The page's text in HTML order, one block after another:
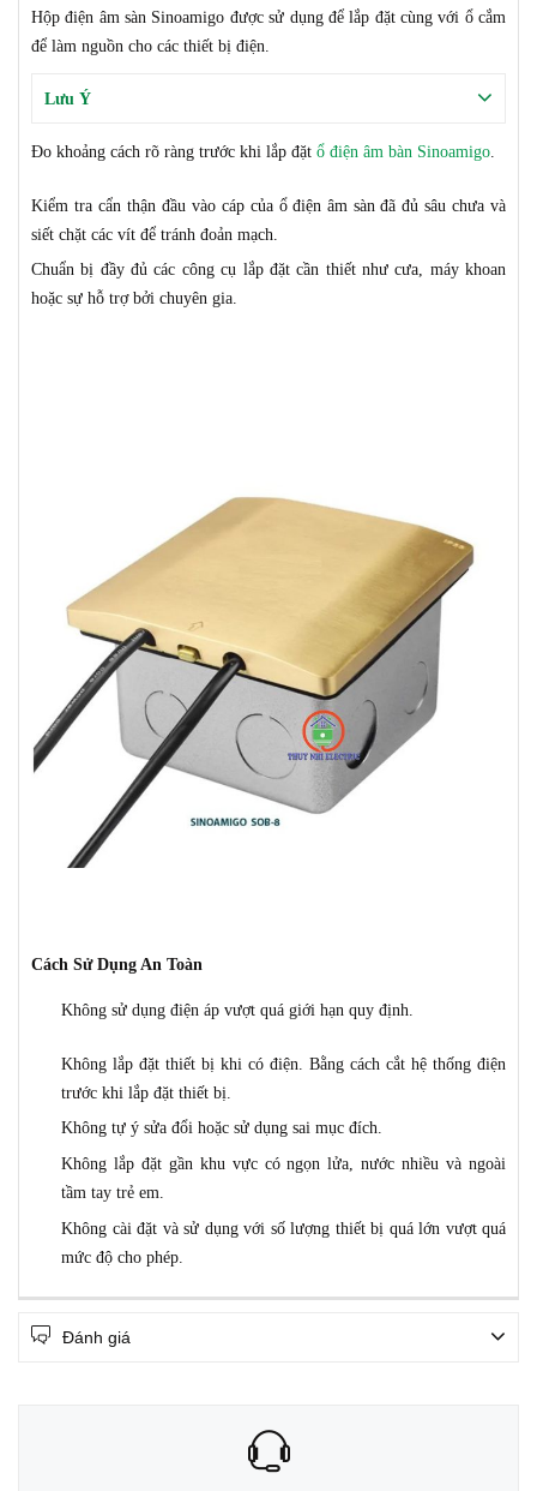
Hộp điện âm sàn Sinoamigo đượcsử dụng để lắp đặt cùng với ổ cắm
để làm nguồn cho các thiết bị điện.
Lưu Ý
Đo khoảng cách rõ ràng trước khi lắp đặt ổ điện âm bàn Sinoamigo.
Kiểm tra cẩn thận đầu vào cápcủa ổ điện âm sàn đã đủ sâuchưa và
siết chặt các vít để tránh đoản mạch.
Chuẩn bị đầy đủ các công cụ lắp đặt cần thiết như cưa, máy khoan
hoặc sự hỗ trợbởi chuyên gia.
Cách Sử Dụng An Toàn
Không sử dụng điện áp vượt quá giới hạn quy định.
Không lắp đặt thiết bị khi có điện. Bằng cách cắt hệ thống điện
trước khi lắp đặt thiết bị
Không tự ý sửa đổi hoặc sử dụng sai mục đích.
Không lắp đặt gần khu vực có ngọn lửa, nước nhiều và ngoài
tầm tay trẻ em.
Không cài đặt và sử dụng với số lượng thiết bị quá lớn vượt quá
mức độ cho phép
Đánh giá